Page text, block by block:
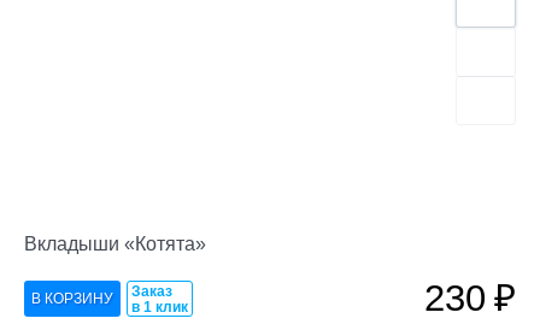
Вкладыши «Котята»
Заказ
в 1 клик
230₽